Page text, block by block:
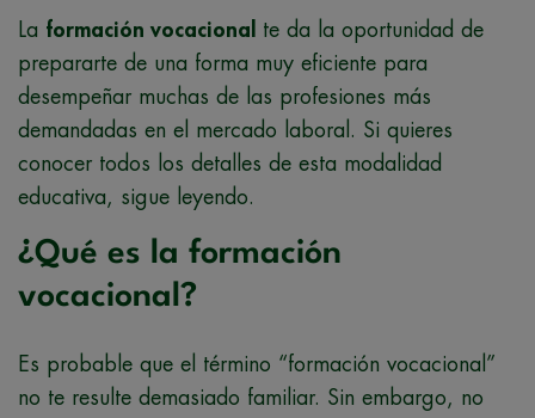
La formación vocacional
te da la oportunidad de
prepararte de una forma muy eficiente para
desempeñar muchas de las profesiones más
demandadas en el mercado laboral. Si quieres
conocer todos los detalles de esta modalidad
educativa, sigue leyendo.
¿Qué es la formación
vocacional?
Es probable que el término “formación vocacional”
no te resulte demasiado familiar. Sin embargo, no